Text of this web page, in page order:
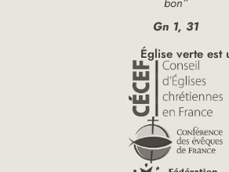
Gn 1, 31
Église verte